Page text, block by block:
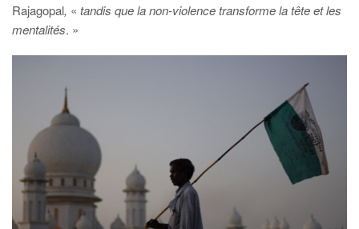
Rajagopal, « tandis que la non-violence transforme la tête et les
mentalités. »